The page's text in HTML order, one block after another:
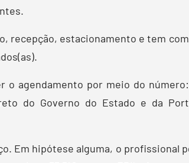
recepção, estacionamento e tem
agendamento por meio do número:
do Governo do Estado e da
Em hipótese alguma, o profissional